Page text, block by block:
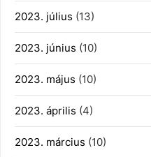
2023. július (13)
2023. június (10)
2023. május (10)
2023. április (4)
2023. március (10)